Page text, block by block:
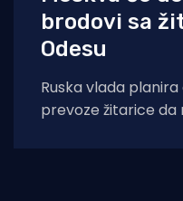
brodovi sa
Odesu
Ruska vlada
prevoze žitarice da